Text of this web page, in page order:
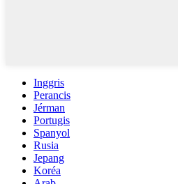
Inggris
Perancis
Jérman
Portugis
Spanyol
Rusia
Jepang
Koréa